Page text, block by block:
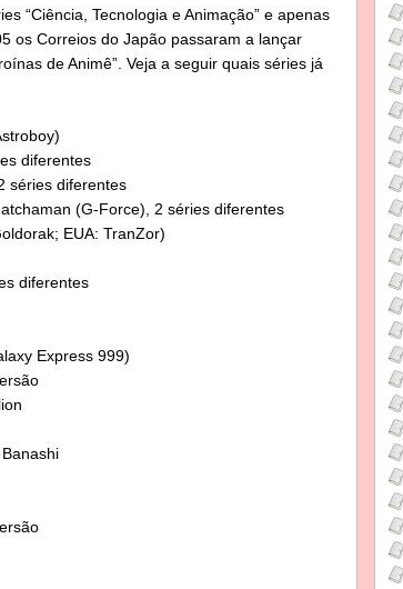
“Ciência, Tecnologia e Animação” e apenas
os Correios do Japão passaram a lançar
de Animê”. Veja a seguir quais séries já
diferentes
séries diferentes
(G-Force), 2 séries diferentes
EUA: TranZor)
diferentes
Express 999)